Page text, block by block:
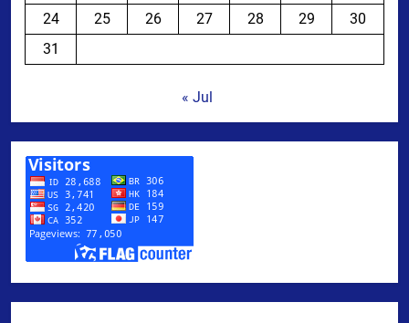
24
25 26 27 28 29
30
31
« Jul